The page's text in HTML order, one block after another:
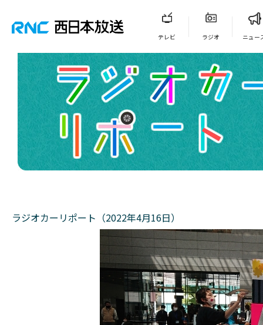
テレビ ラジオ ニュー
ラジオカーリポート（2022年4月16日）